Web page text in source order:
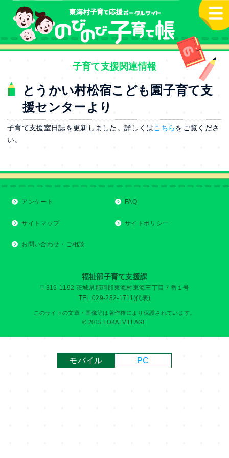
本文へ
子育て支援関連情報
とうかい村松宿こども園子育て支
援センターより
子育て支援室日誌を更新しました。詳しくはこちらをご覧くださ
い。
アンケート FAQ
サイトマップ サイトポリシー
お問い合わせ・ご相談
福祉部子育て支援課
〒319-1192 茨城県那珂郡東海村東海三丁目７番１号
TEL 029-282-1711(代表)
このサイトの文章・画像等は著作権により保護されています。
© 2015 TOKAI VILLAGE
モバイル PC